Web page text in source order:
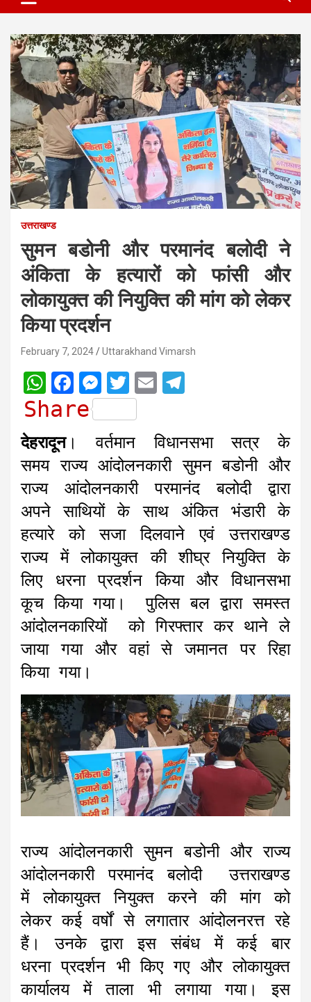
उत्तराखण्ड
सुमन बडोनी और परमानंद बलोदी ने
अंकिता के हत्यारों को फांसी और
लोकायुक्त की नियुक्ति की मांग को लेकर
किया प्रदर्शन
February 7, 2024 Uttarakhand Vimarsh
W
h
t
s
A
p
p
F
a
b
o
o
k
M
e
s
s
e
n
g
e
r
T
w
i
t
t
e
r
E
a
i
l
e
g
r
a
Share
देहरादून। वर्तमान विधानसभा सत्र के
समय राज्य आंदोलनकारी सुमन बडोनी और
राज्य आंदोलनकारी परमानंद बलोदी द्वारा
अपने साथियों के साथ अंकित भंडारी के
हत्यारे को सजा दिलवाने एवं उत्तराखण्ड
राज्य में लोकायुक्त की शीघ्र नियुक्ति के
लिए धरना प्रदर्शन किया और विधानसभा
कूच किया गया। पुलिस बल द्वारा समस्त
आंदोलनकारियों को गिरफ्तार कर थाने ले
जाया गया और वहां से जमानत पर रिहा
किया गया।
राज्य आंदोलनकारी सुमन बडोनी और राज्य
आंदोलनकारी परमानंद बलोदी उत्तराखण्ड
में लोकायुक्त नियुक्त करने की मांग को
लेकर कई वर्षों से लगातार आंदोलनरत्त रहे
हैं। उनके द्वारा इस संबंध में कई बार
धरना प्रदर्शन भी किए गए और लोकायुक्त
कार्यालय में ताला भी लगाया गया। इस